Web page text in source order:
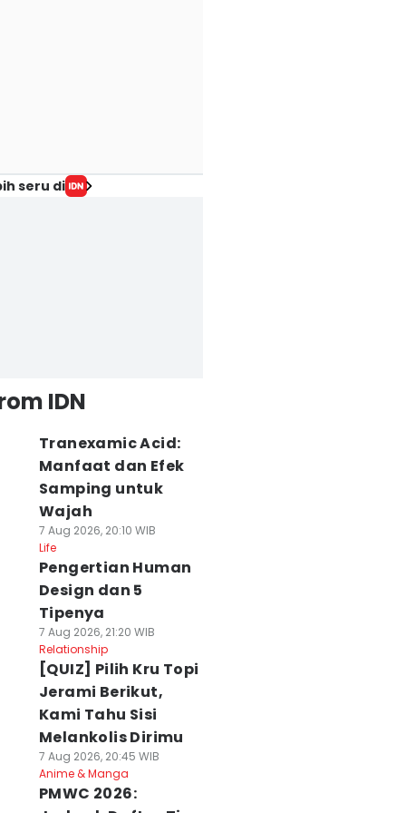
seru di
IDN
Tranexamic Acid:
Manfaat dan Efek
Samping untuk
Wajah
7 Aug 2026, 20:10 WIB
Life
Pengertian Human
Design dan 5
Tipenya
7 Aug 2026, 21:20 WIB
Relationship
[QUIZ] Pilih Kru Topi
Jerami Berikut,
Kami Tahu Sisi
Melankolis Dirimu
7 Aug 2026, 20:45 WIB
Anime & Manga
PMWC 2026: